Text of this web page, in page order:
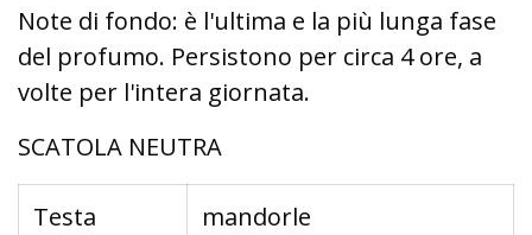
Note di fondo: è l'ultima e la più lunga fase
del profumo. Persistono per circa 4 ore, a
volte per l'intera giornata.
SCATOLA NEUTRA
Testa mandorle